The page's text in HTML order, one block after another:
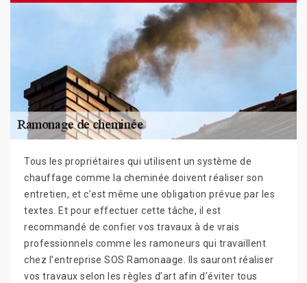
Tous les propriétaires qui utilisent un système de
chauffage comme la cheminée doivent réaliser son
entretien, et c’est même une obligation prévue par les
textes. Et pour effectuer cette tâche, il est
recommandé de confier vos travaux à de vrais
professionnels comme les ramoneurs qui travaillent
chez l’entreprise SOS Ramonaage. Ils sauront réaliser
vos travaux selon les règles d’art afin d’éviter tous